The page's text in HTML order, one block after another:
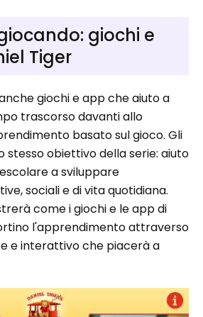
giochi e
Tiger
giochi e app che aiuto a
trascorso davanti allo
basato sul gioco. Gli
stesso obiettivo della serie: aiuto
a sviluppare
sociali e di vita quotidiana.
come i giochi e le app di
l'apprendimento attraverso
e interattivo che piacerà a